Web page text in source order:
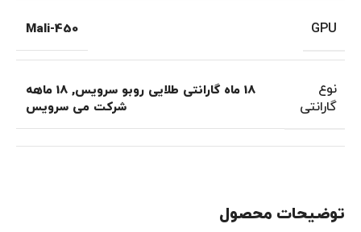
توضیحات محصول
GPU
Mali-450
نوع
گارانتی
18 ماه گارانتی طلایی روبو سرویس ,
18 ماهه
شرکت می سرویس